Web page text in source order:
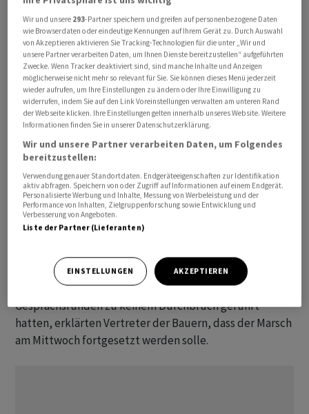
Barrikaden versperrten Strassen, die nach Neu-Delhi
führen, unter anderem an der Shambhu-Grenze
zwischen den Bundesstaaten Punjab und Haryana, wo
sie an ihrem Zug auf die Hauptstadt gehindert wurden.
Die Landwirte hatten ihrerseits Bagger, Sandsäcke,
Handschuhe und Masken mitgebracht. Einige von ihnen
trugen demnach kugelsichere Westen. Wie «India
Today» berichtete, waren die Sicherheitskräfte an den
Absperrungen mit Elektroschockern,
Mithilfe von Drohnen soll auch Tränengas auf
Demonstranten abgeworfen worden sein.
Ihren Protestmarsch auf Neu-Delhi haben die Landwirte
bereits in der vergangenen Woche begonnen, wurden
allerdings von den Behörden teils unter Einsatz von
Tränengas immer wieder blockiert. Nachdem vier
Gesprächsrunden zu keinem Durchbruch geführt
hatten, erklärten Vertreter der Bauern, dass der Marsch
am Mittwoch fortgesetzt werden solle.
Wir und unsere 293-Partner speichern und greifen auf personenbezogene Daten
wie Browserdaten oder eindeutige Kennungen auf Ihrem Gerät zu. Durch Auswahl
von Akzeptieren aktivieren Sie Tracking-Technologien für die unter „Wir und
unsere Partner verarbeiten Daten, um Ihnen Dienste bereitzustellen“ aufgeführten
Zwecke. Wenn Tracker deaktiviert sind, sind manche Inhalte und Anzeigen
möglicherweise nicht mehr so relevant für Sie. Sie können dieses Menü jederzeit
wieder aufrufen, um Ihre Einstellungen zu ändern oder Ihre Einwilligung zu
widerrufen, indem Sie auf den Link Voreinstellungen verwalten am unteren Rand
der Webseite klicken. Ihre Einstellungen gelten innerhalb unseres Website. Weitere
Informationen finden Sie in unserer Datenschutzerklärung.
Wir und unsere Partner verarbeiten Daten, um Folgendes
bereitzustellen:
Verwendung genauer Standortdaten. Endgeräteeigenschaften zur Identifikation
aktiv abfragen. Speichern von oder Zugriff auf Informationen auf einem Endgerät.
Personalisierte Werbung und Inhalte, Messung von Werbeleistung und der
Performance von Inhalten, Zielgruppenforschung sowie Entwicklung und
Verbesserung von Angeboten.
Liste der Partner (Lieferanten)
EINSTELLUNGEN AKZEPTIEREN